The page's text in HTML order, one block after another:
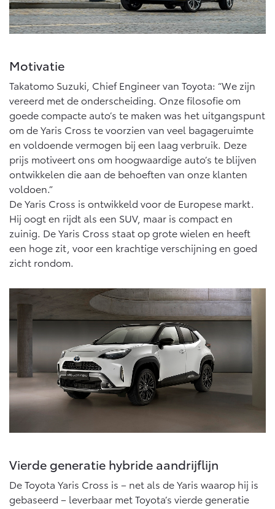
Corolla Cross
Vanaf € 39.995,-
Toyota C-HR
Vanaf € 36.495,-
Toyota C-HR+
Vanaf € 37.995,-
RAV4
BATTERIJ-ELEKTRISCH
Vanaf € 39.995,-
bZ4X Touring
BATTERIJ-ELEKTRISCH
Vanaf € 48.995,-
WATERSTOF-ELEKTRISCH
OOK ALS BATTERIJ-
ELEKTRISCH
10 jaar batterijgarantie
Toyota fabrieksgarantie
Onderdelen & Accessoires
Onderdelen
Accessoires
Banden
Connected
Connected Services
MyToyota login
MyToyota App
Abonnementen
Connected check
Navigatie updates
Energie en slim laden
Toyota Autoverzekering
Toyota Hybride Autoverzekering
Bedrijfswagens
Financieren of leasen
Verzekeren
Motivatie
Takatomo Suzuki, Chief Engineer van Toyota: “We zijn
vereerd met de onderscheiding. Onze filosofie om
goede compacte auto’s te maken was het uitgangspunt
om de Yaris Cross te voorzien van veel bagageruimte
en voldoende vermogen bij een laag verbruik. Deze
prijs motiveert ons om hoogwaardige auto’s te blijven
ontwikkelen die aan de behoeften van onze klanten
voldoen.”
De Yaris Cross is ontwikkeld voor de Europese markt.
Hij oogt en rijdt als een SUV, maar is compact en
zuinig. De Yaris Cross staat op grote wielen en heeft
een hoge zit, voor een krachtige verschijning en goed
zicht rondom.
Vierde generatie hybride aandrijflijn
De Toyota Yaris Cross is – net als de Yaris waarop hij is
gebaseerd – leverbaar met Toyota’s vierde generatie